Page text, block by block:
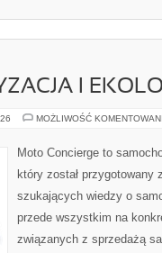
I
MOŻLIWOŚĆ
Moto Concierge to
który został przygotowany
szukających wiedzy o
przede wszystkim na
związanych z sprzedażą